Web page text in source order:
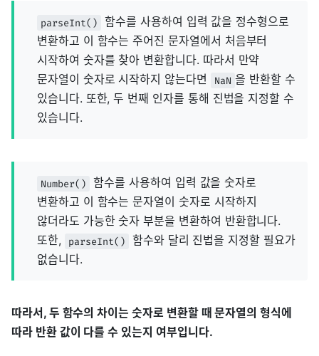
parseInt()
함수를 사용하여 입력 값을 정수형으로
변환하고 이 함수는 주어진 문자열에서 처음부터
시작하여 숫자를 찾아 변환합니다. 따라서 만약
문자열이 숫자로 시작하지 않는다면
NaN 을 반환할 수
있습니다. 또한, 두 번째 인자를 통해 진법을 지정할 수
있습니다.
Number()
함수를 사용하여 입력 값을 숫자로
변환하고 이 함수는 문자열이 숫자로 시작하지
않더라도 가능한 숫자 부분을 변환하여 반환합니다.
또한,
parseInt()
함수와 달리 진법을 지정할 필요가
없습니다.
따라서, 두 함수의 차이는 숫자로 변환할 때 문자열의 형식에
따라 반환 값이 다를 수 있는지 여부입니다.